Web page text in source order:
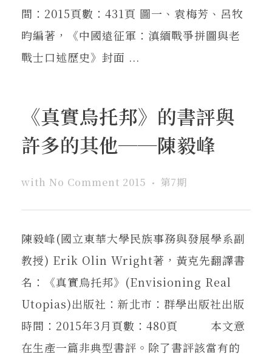
間：2015頁數：431頁 圖一、袁梅芳、呂牧
昀編著，《中國遠征軍：滇緬戰爭拼圖與老
戰士口述歷史》封面 ...
《真實烏托邦》的書評與
許多的其他──陳毅峰
with No Comment 2015 第7期
陳毅峰(國立東華大學民族事務與發展學系副
教授) Erik Olin Wright著，黃克先翻譯書
名：《真實烏托邦》(Envisioning Real
Utopias)出版社：新北市：群學出版社出版
時間：2015年3月頁數：480頁 本文意
在生產一篇非典型書評。除了書評該當有的